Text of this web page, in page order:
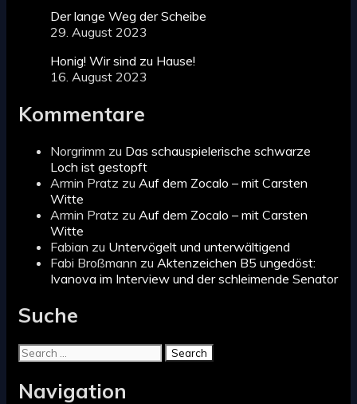
Der lange Weg der Scheibe
29. August 2023
Honig! Wir sind zu Hause!
16. August 2023
Kommentare
Norgrimm zu Das schauspielerische schwarze
Loch ist gestopft
Armin Pratz zu Auf dem Zocalo – mit Carsten
Witte
Armin Pratz zu Auf dem Zocalo – mit Carsten
Witte
Fabian zu Untervögelt und unterwältigend
Fabi Broßmann zu Aktenzeichen B5 ungedöst:
Ivanova im Interview und der schleimende Senator
Suche
Search
Navigation